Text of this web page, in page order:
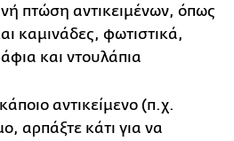
πτώση αντικειμένων, όπως
καμινάδες, φωτιστικά,
και ντουλάπια
αντικείμενο (π.χ.
αρπάξτε κάτι για να